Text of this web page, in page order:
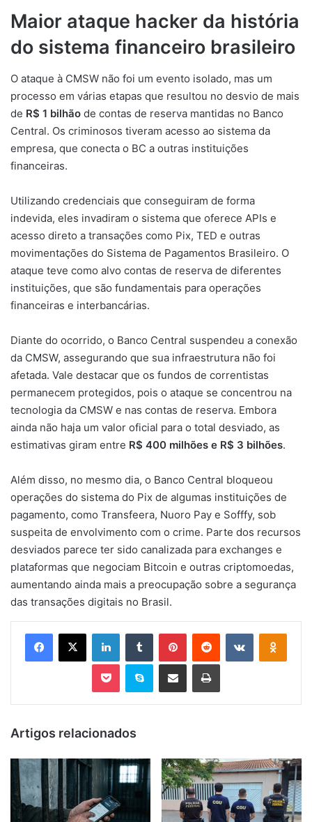
Maior ataque hacker da história
do sistema financeiro brasileiro
O ataque à CMSW não foi um evento isolado, mas um
processo em várias etapas que resultou no desvio de mais
de R$ 1 bilhão de contas de reserva mantidas no Banco
Central. Os criminosos tiveram acesso ao sistema da
empresa, que conecta o BC a outras instituições
financeiras.
Utilizando credenciais que conseguiram de forma
indevida, eles invadiram o sistema que oferece APIs e
acesso direto a transações como Pix, TED e outras
movimentações do Sistema de Pagamentos Brasileiro. O
ataque teve como alvo contas de reserva de diferentes
instituições, que são fundamentais para operações
financeiras e interbancárias.
Diante do ocorrido, o Banco Central suspendeu a conexão
da CMSW, assegurando que sua infraestrutura não foi
afetada. Vale destacar que os fundos de correntistas
permanecem protegidos, pois o ataque se concentrou na
tecnologia da CMSW e nas contas de reserva. Embora
ainda não haja um valor oficial para o total desviado, as
estimativas giram entre R$ 400 milhões e R$ 3 bilhões.
Além disso, no mesmo dia, o Banco Central bloqueou
operações do sistema do Pix de algumas instituições de
pagamento, como Transfeera, Nuoro Pay e Sofffy, sob
suspeita de envolvimento com o crime. Parte dos recursos
desviados parece ter sido canalizada para exchanges e
plataformas que negociam Bitcoin e outras criptomoedas,
aumentando ainda mais a preocupação sobre a segurança
das transações digitais no Brasil.
Facebook
X LinkedinTumblr PinterestReddit VK OK
Pocket Skype Compartilhar via e-mail Imprimir
Artigos relacionados